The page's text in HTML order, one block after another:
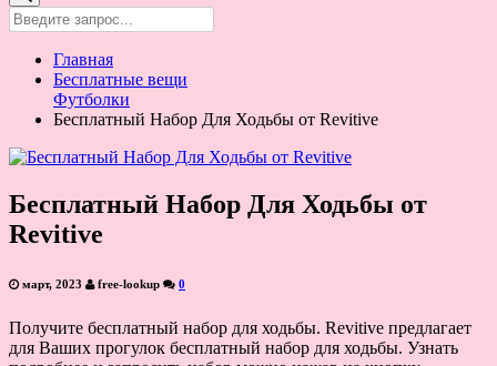
Главная
Бесплатные вещи
Футболки
Бесплатный Набор Для Ходьбы от Revitive
Бесплатный Набор Для Ходьбы от
Revitive
март, 2023 free-lookup 0
Получите бесплатный набор для ходьбы. Revitive предлагает
для Ваших прогулок бесплатный набор для ходьбы. Узнать